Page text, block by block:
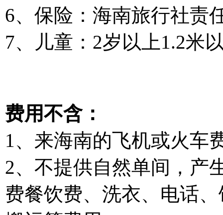
6、保险：海南旅行社责
7、儿童：2岁以上1.2米
费用不含：
1、来海南的飞机或火车
2、不提供自然单间，产
费餐饮费、洗衣、电话